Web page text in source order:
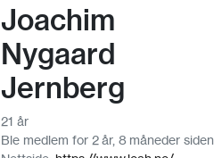
Joachim
Nygaard
Jernberg
21 år
Ble medlem for 2 år, 8 måneder siden